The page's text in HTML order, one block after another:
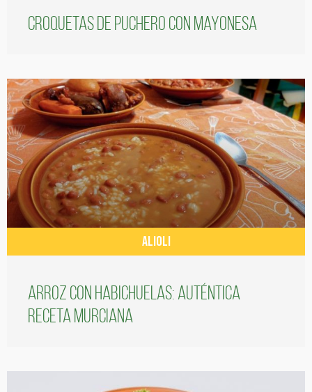
Croquetas de puchero con Mayonesa
ALIOLI
Arroz con habichuelas: auténtica
receta murciana